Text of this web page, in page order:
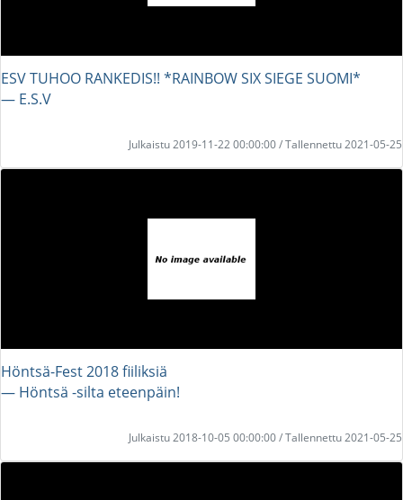
ESV TUHOO RANKEDIS!! *RAINBOW SIX SIEGE SUOMI*
― E.S.V
Julkaistu 2019-11-22 00:00:00 / Tallennettu 2021-05-25
Höntsä-Fest 2018 fiiliksiä
― Höntsä -silta eteenpäin!
Julkaistu 2018-10-05 00:00:00 / Tallennettu 2021-05-25